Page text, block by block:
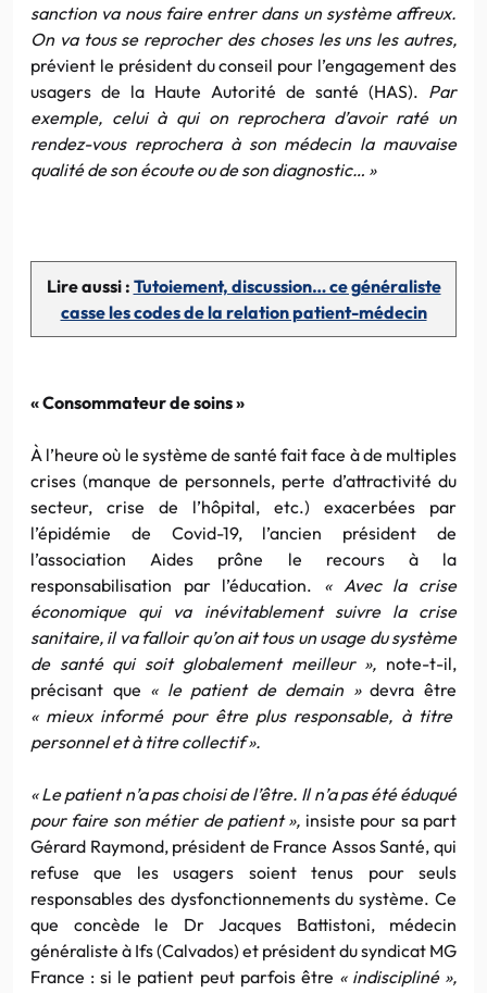
sanction va nous faire entrer dans un système affreux.
On va tous se reprocher des choses les uns les autres,
prévient le président du conseil pour l’engagement des
usagers de la Haute Autorité de santé (HAS). Par
exemple, celui à qui on reprochera d’avoir raté un
rendez-vous reprochera à son médecin la mauvaise
qualité de son écoute ou de son diagnostic… »
Lire aussi : Tutoiement, discussion… ce généraliste
casse les codes de la relation patient-médecin
« Consommateur de soins »
À l’heure où le système de santé fait face à de multiples
crises (manque de personnels, perte d’attractivité du
secteur, crise de l’hôpital, etc.) exacerbées par
l’épidémie de Covid-19, l’ancien président de
l’association Aides prône le recours à la
responsabilisation par l’éducation. « Avec la crise
économique qui va inévitablement suivre la crise
sanitaire, il va falloir qu’on ait tous un usage du système
de santé qui soit globalement meilleur », note-t-il,
précisant que « le patient de demain »devra être
« mieux informé pour être plus responsable, à titre
personnel et à titre collectif ».
« Le patient n’a pas choisi de l’être. Il n’a pas été éduqué
pour faire son métier de patient », insiste pour sa part
Gérard Raymond, président de France Assos Santé, qui
refuse que les usagers soient tenus pour seuls
responsables des dysfonctionnements du système. Ce
que concède le Dr Jacques Battistoni, médecin
généraliste à Ifs (Calvados) et président du syndicat MG
France : si le patient peut parfois être « indiscipliné »,